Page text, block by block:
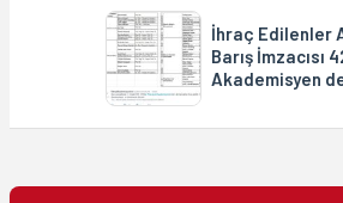
İhraç Edilenler
Barış İmzacısı
Akademisyen